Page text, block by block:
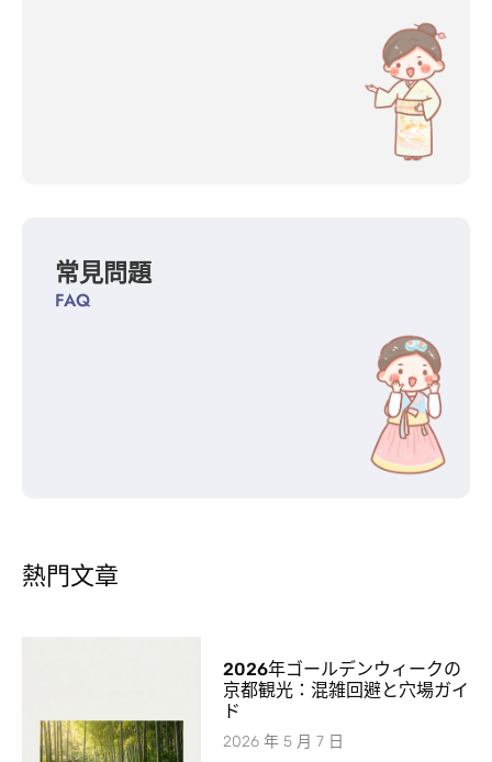
常見問題
FAQ
熱門文章
2026年ゴールデンウィークの
京都観光：混雑回避と穴場ガイ
ド
2026 年 5 月 7 日